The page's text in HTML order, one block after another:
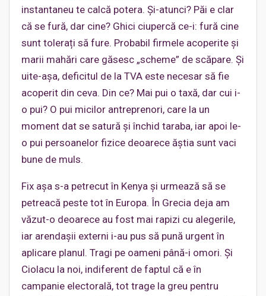
instantaneu te calcă potera. Și-atunci? Păi e clar
că se fură, dar cine? Ghici ciupercă ce-i: fură cine
sunt tolerați să fure. Probabil firmele acoperite și
marii mahări care găsesc „scheme” de scăpare. Și
uite-așa, deficitul de la TVA este necesar să fie
acoperit din ceva. Din ce? Mai pui o taxă, dar cui i-
o pui? O pui micilor antreprenori, care la un
moment dat se satură și închid taraba, iar apoi le-
o pui persoanelor fizice deoarece ăștia sunt vaci
bune de muls.
Fix așa s-a petrecut în Kenya și urmează să se
petreacă peste tot în Europa. În Grecia deja am
văzut-o deoarece au fost mai rapizi cu alegerile,
iar arendașii externi i-au pus să pună urgent în
aplicare planul. Tragi pe oameni până-i omori. Și
Ciolacu la noi, indiferent de faptul că e în
campanie electorală, tot trage la greu pentru